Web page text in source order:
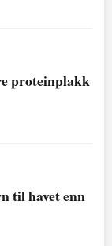
proteinplakk
til havet enn